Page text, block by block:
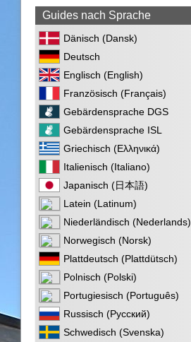
Guides nach Sprache
Dänisch (Dansk)
Deutsch
Englisch (English)
Französisch (Français)
Gebärdensprache DGS
Gebärdensprache ISL
Griechisch (Ελληνικά)
Italienisch (Italiano)
Japanisch (日本語)
Latein (Latinum)
Niederländisch (Nederlands)
Norwegisch (Norsk)
Plattdeutsch (Plattdütsch)
Polnisch (Polski)
Portugiesisch (Português)
Russisch (Русский)
Schwedisch (Svenska)